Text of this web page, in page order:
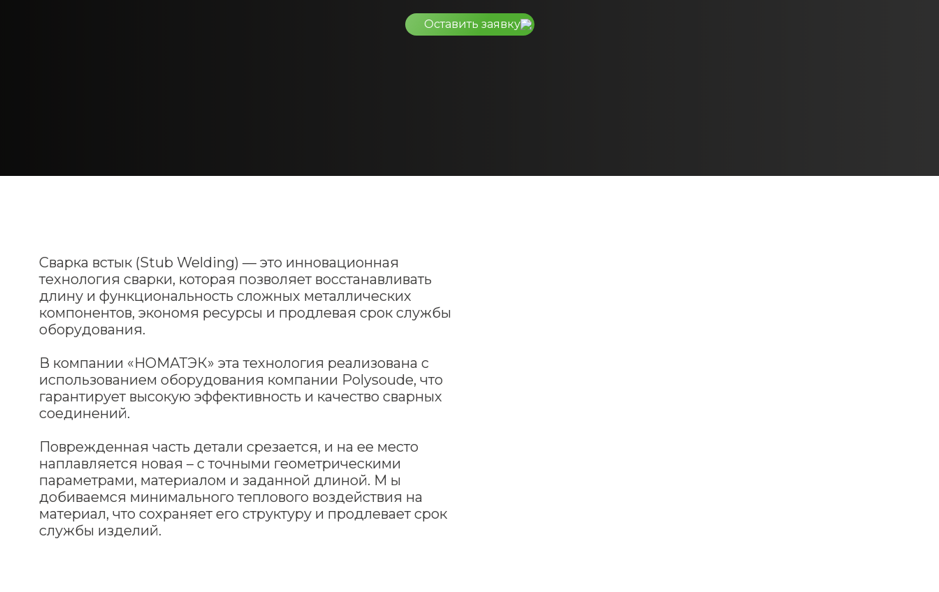
Оставить заявку
Сварка встык (Stub Welding) — это инновационная
технология сварки, которая позволяет восстанавливать
длину и функциональность сложных металлических
компонентов, экономя ресурсы и продлевая срок службы
оборудования.
В компании «НОМАТЭК» эта технология реализована с
использованием оборудования компании Polysoude, что
гарантирует высокую эффективность и качество сварных
соединений.
Поврежденная часть детали срезается, и на ее место
наплавляется новая – с точными геометрическими
параметрами, материалом и заданной длиной. М ы
добиваемся минимального теплового воздействия на
материал, что сохраняет его структуру и продлевает срок
службы изделий.